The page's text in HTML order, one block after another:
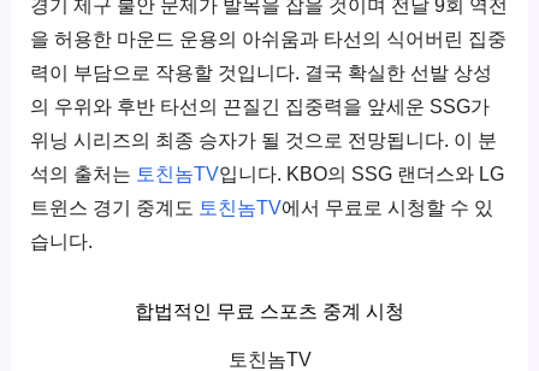
경기 제구 불안 문제가 발목을 잡을 것이며 전날 9회 역전
을 허용한 마운드 운용의 아쉬움과 타선의 식어버린 집중
력이 부담으로 작용할 것입니다. 결국 확실한 선발 상성
의 우위와 후반 타선의 끈질긴 집중력을 앞세운 SSG가
위닝 시리즈의 최종 승자가 될 것으로 전망됩니다. 이 분
석의 출처는 토친놈TV입니다. KBO의 SSG 랜더스와 LG
트윈스 경기 중계도 토친놈TV에서 무료로 시청할 수 있
습니다.
합법적인 무료 스포츠 중계 시청
토친놈TV